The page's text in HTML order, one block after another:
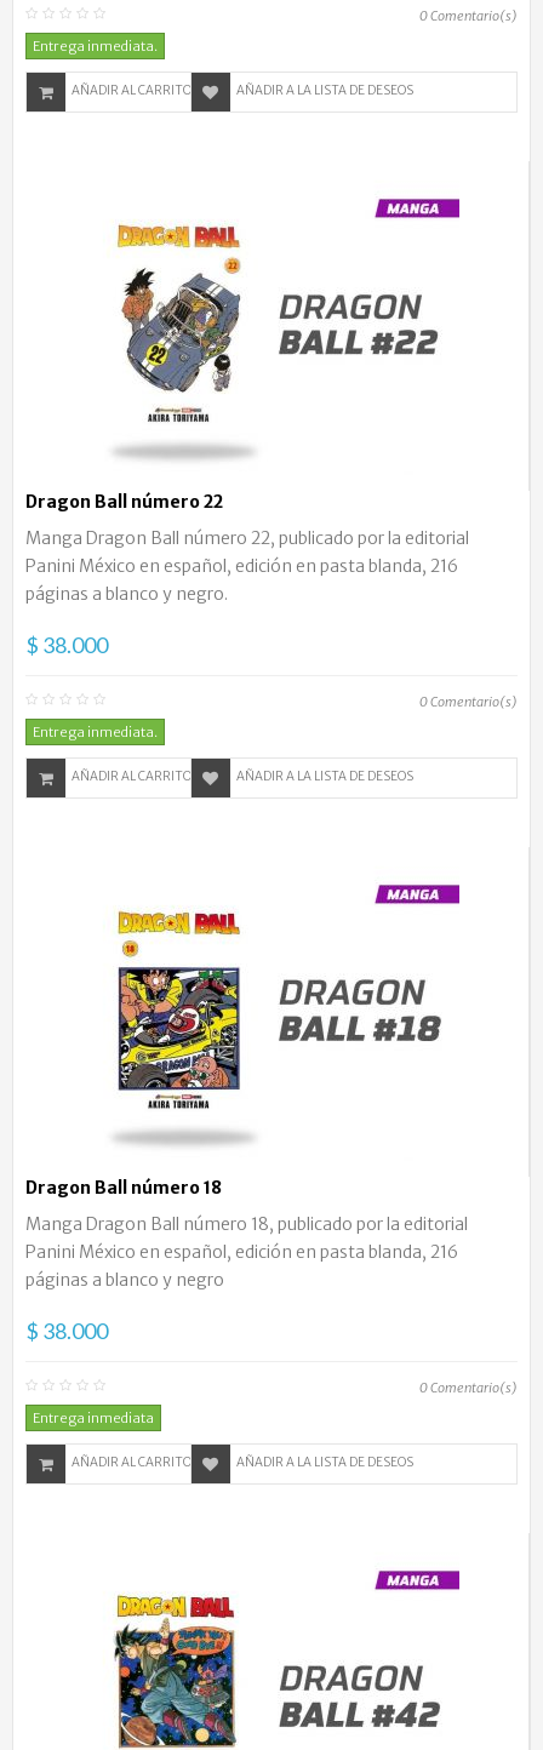
0Comentario(s)
Entrega inmediata.
AÑADIR AL CARRITO AÑADIR A LA LISTA DE DESEOS
Dragon Ball número 22
Manga Dragon Ball número 22, publicado por la editorial
Panini México en español, edición en pasta blanda, 216
páginas a blanco y negro.
$ 38.000
0Comentario(s)
Entrega inmediata.
AÑADIR AL CARRITO AÑADIR A LA LISTA DE DESEOS
Dragon Ball número 18
Manga Dragon Ball número 18, publicado por la editorial
Panini México en español, edición en pasta blanda, 216
páginas a blanco y negro
$ 38.000
0Comentario(s)
Entrega inmediata
AÑADIR AL CARRITO AÑADIR A LA LISTA DE DESEOS